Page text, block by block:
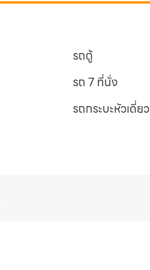
รถตู้
รถ 7 ที่นั่ง
รถกระบะหัวเดี่ยว